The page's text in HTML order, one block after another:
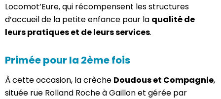
Locomot’Eure, qui récompensent les structures
d’accueil de la petite enfance pour la qualité de
leurs pratiques et de leurs services.
Primée pour la 2ème fois
À cette occasion, la crèche Doudous et Compagnie,
située rue Rolland Roche à Gaillon et gérée par